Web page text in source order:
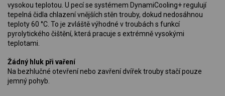
vysokou teplotou. U pecí se systémem DynamiCooling+ regulují
tepelná čidla chlazení vnějších stěn trouby, dokud nedosáhnou
teploty 60 °C. To je zvláště výhodné v troubách s funkcí
pyrolytického čištění, která pracuje s extrémně vysokými
teplotami.
Žádný hluk při vaření
Na bezhlučné otevření nebo zavření dvířek trouby stačí pouze
jemný pohyb.